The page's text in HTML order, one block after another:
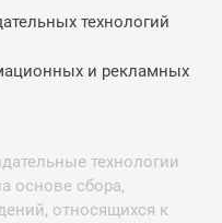
технологий
и рекламных
технологии
основе сбора,
относящихся к